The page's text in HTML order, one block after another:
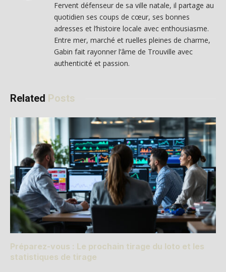
Fervent défenseur de sa ville natale, il partage au
quotidien ses coups de cœur, ses bonnes
adresses et l’histoire locale avec enthousiasme.
Entre mer, marché et ruelles pleines de charme,
Gabin fait rayonner l’âme de Trouville avec
authenticité et passion.
Related Posts
Préparez-vous : Le prochain tirage du loto et les
statistiques de tirage